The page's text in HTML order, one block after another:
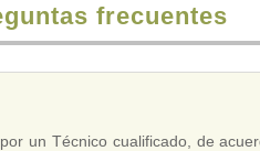
frecuentes
un Técnico cualificado, de